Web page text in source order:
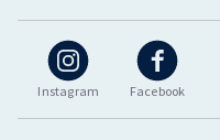
Instagram Facebook